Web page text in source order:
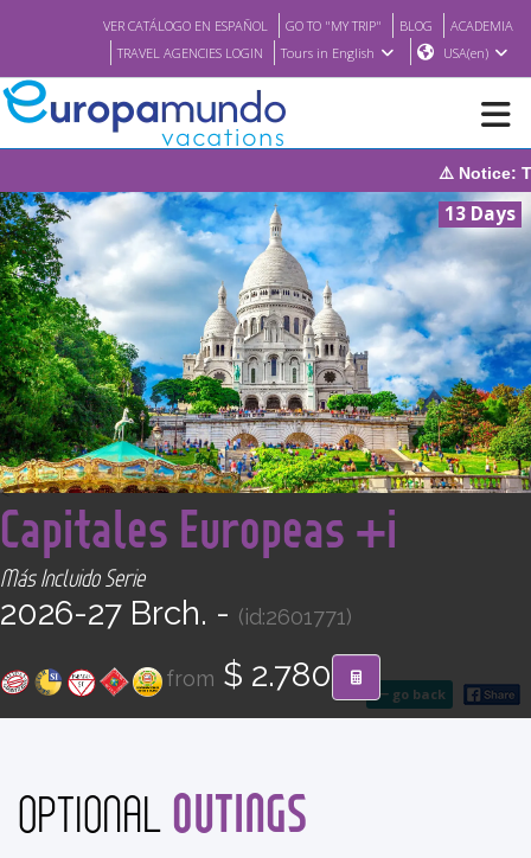
VER CATÁLOGO EN ESPAÑOL GO TO "MY TRIP" BLOG
ACADEMIA
TRAVEL AGENCIES LOGIN
Tours in English USA(en)
BROCHURE PDF
WHERE TO BUY
FEATURED
ABOUT US
CONTACT
Find your Tour
⚠️ Notice: The system
13 Days
go back
<
Capitales Europeas +i
Más Incluido Serie
2026-27 Brch. - (id:2601771)
from $ 2.780
OPTIONALOUTINGS